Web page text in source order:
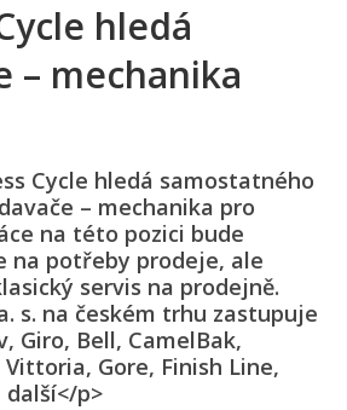
hledá
– mechanika
Cycle hledá samostatného
– mechanika pro
na této pozici bude
na potřeby prodeje, ale
servis na prodejně.
s. na českém trhu zastupuje
Giro, Bell, CamelBak,
Vittoria, Gore, Finish Line,
p>